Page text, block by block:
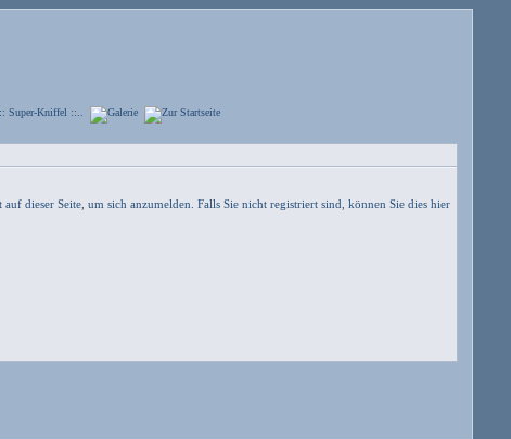
dieser Seite, um sich anzumelden. Falls Sie nicht registriert sind, können Sie dies hier